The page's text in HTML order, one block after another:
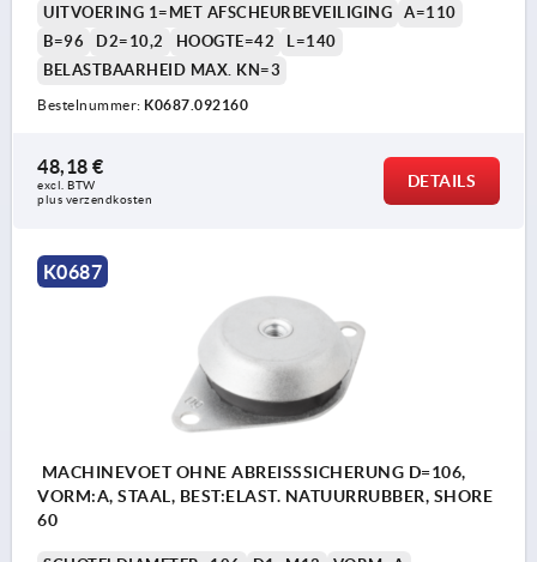
UITVOERING 1=MET AFSCHEURBEVEILIGING
A=110
B=96
D2=10,2 HOOGTE=42
L=140
BELASTBAARHEID MAX. KN=3
Bestelnummer: K0687.092160
48,18 €
excl. BTW
plus verzendkosten
DETAILS
K0687
MACHINEVOET OHNE ABREISSSICHERUNG D=106,
VORM:A, STAAL, BEST:ELAST. NATUURRUBBER, SHORE
60